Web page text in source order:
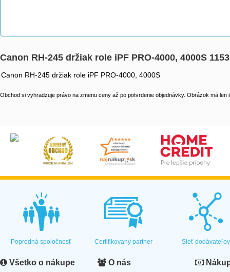
Canon RH-245 držiak role iPF PRO-4000, 4000S
Canon RH-245 držiak role iPF PRO-4000, 4000S
Obchod si vyhradzuje právo na zmenu ceny až po potvrdenie objednávky. Obrázok má len
Popredná spoločnosť Certifikovaný partner Sieť dodávateľov
Všetko o nákupe O nás